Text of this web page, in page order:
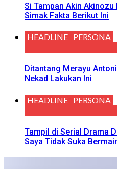
Si Tampan Akin Akinozu
Simak Fakta Berikut Ini
HEADLINE PERSONA
Ditantang Merayu
Nekad Lakukan Ini
HEADLINE PERSONA
Tampil di Serial Drama
Saya Tidak Suka